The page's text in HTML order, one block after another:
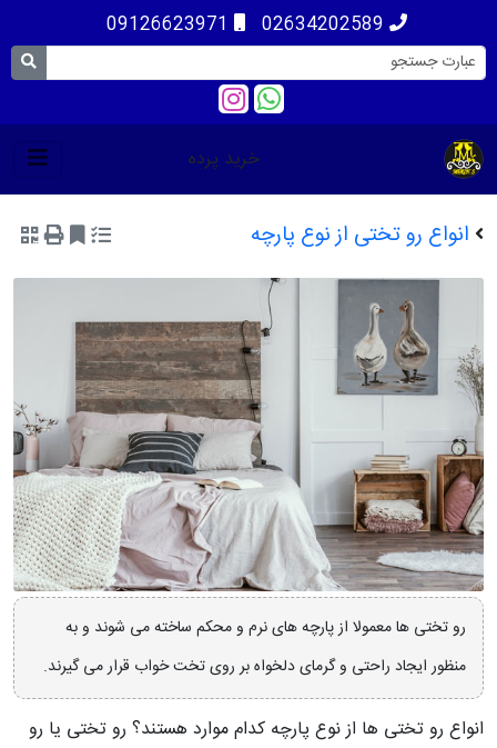
02634202589
09126623971
خرید پرده
انواع رو تختی از نوع پارچه
رو تختی ها معمولا از پارچه های نرم و محکم ساخته می شوند و به
منظور ایجاد راحتی و گرمای دلخواه بر روی تخت خواب قرار می گیرند.
انواع رو تختی ها از نوع پارچه کدام موارد هستند؟ رو تختی یا رو